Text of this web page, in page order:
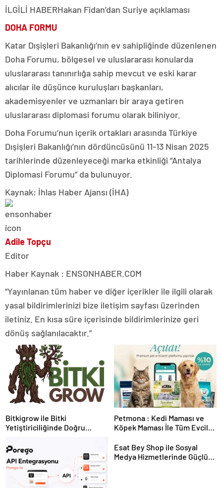
İLGİLİ HABERHakan Fidan’dan Suriye açıklaması
DOHA FORMU
Katar Dışişleri Bakanlığı’nın ev sahipliğinde düzenlenen
Doha Forumu, bölgesel ve uluslararası konularda
uluslararası tanınırlığa sahip mevcut ve eski karar
alıcılar ile düşünce kuruluşları başkanları,
akademisyenler ve uzmanları bir araya getiren
uluslararası diplomasi forumu olarak biliniyor.
Doha Forumu’nun içerik ortakları arasında Türkiye
Dışişleri Bakanlığı’nın dördüncüsünü 11-13 Nisan 2025
tarihlerinde düzenleyeceği marka etkinliği “Antalya
Diplomasi Forumu” da bulunuyor.
Kaynak: İhlas Haber Ajansı (İHA)
Adile Topçu
Editor
Haber Kaynak : ENSONHABER.COM
“Yayınlanan tüm haber ve diğer içerikler ile ilgili olarak
yasal bildirimlerinizi bize iletişim sayfası üzerinden
iletiniz. En kısa süre içerisinde bildirimlerinize geri
dönüş sağlanılacaktır.”
Bitkigrow ile Bitki
Yetiştiriciliğinde Doğru
Petmona : Kedi Maması ve
Köpek Maması İle Tüm Evcil
Esat Bey Shop ile Sosyal
Medya Hizmetlerinde Güçlü